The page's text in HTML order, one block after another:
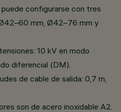
configurarse con tres
mm, Ø42–76 mm y
10 kV en modo
diferencial (DM).
de cable de salida: 0,7 m,
son de acero inoxidable A2.